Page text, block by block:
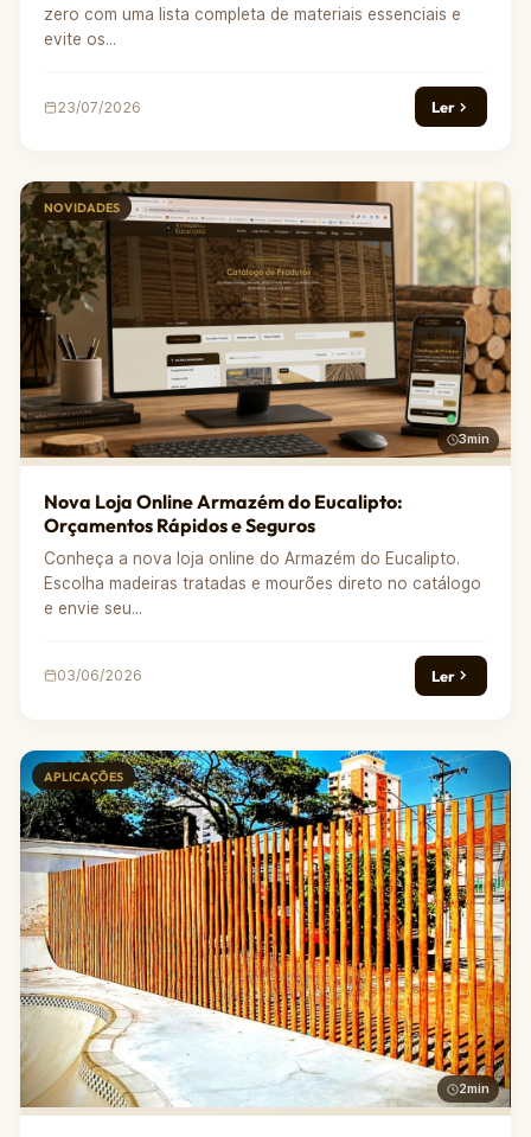
zero com uma lista completa de materiais essenciais e
evite os...
23/07/2026 Ler
NOVIDADES
3min
Nova Loja Online Armazém do Eucalipto:
Orçamentos Rápidos e Seguros
Conheça a nova loja online do Armazém do Eucalipto.
Escolha madeiras tratadas e mourões direto no catálogo
e envie seu...
03/06/2026 Ler
APLICAÇÕES
2min